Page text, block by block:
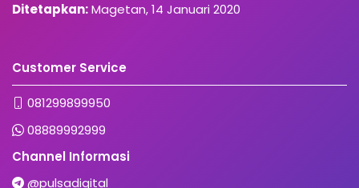
Ditetapkan:Magetan, 14 Januari 2020
Customer Service
081299899950
08889992999
Channel Informasi
@pulsadigital